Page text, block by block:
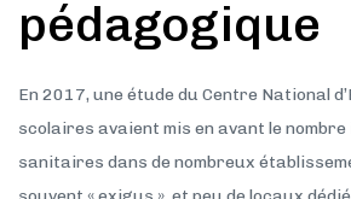
pédagogique
En 2017, une étude du Centre National
scolaires avaient mis en avant le
sanitaires dans de nombreux